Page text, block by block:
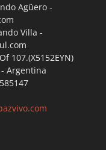
Agüero -
Villa -
107.(X5152EYN)
Argentina